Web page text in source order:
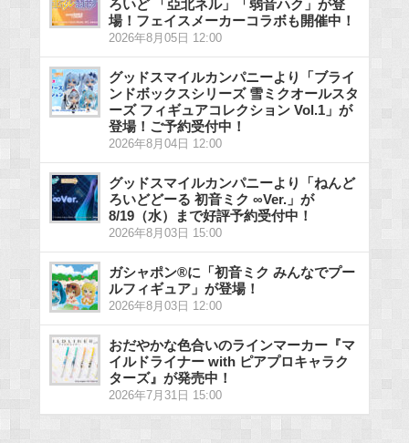
ろいど 「亞北ネル」「弱音ハク」が登
場！フェイスメーカーコラボも開催中！
2026年8月05日 12:00
グッドスマイルカンパニーより「ブライ
ンドボックスシリーズ 雪ミクオールスタ
ーズ フィギュアコレクション Vol.1」が
登場！ご予約受付中！
2026年8月04日 12:00
グッドスマイルカンパニーより「ねんど
ろいどどーる 初音ミク ∞Ver.」が
8/19（水）まで好評予約受付中！
2026年8月03日 15:00
ガシャポン®に「初音ミク みんなでプー
ルフィギュア」が登場！
2026年8月03日 12:00
おだやかな色合いのラインマーカー『マ
イルドライナー with ピアプロキャラク
ターズ』が発売中！
2026年7月31日 15:00